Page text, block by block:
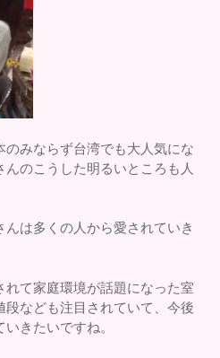
みならず台湾でも大人気にな
のこうした明るいところも人
は多くの人から愛されていき
て家庭環境が話題になった室
なども注目されていて、今後
きたいですね。